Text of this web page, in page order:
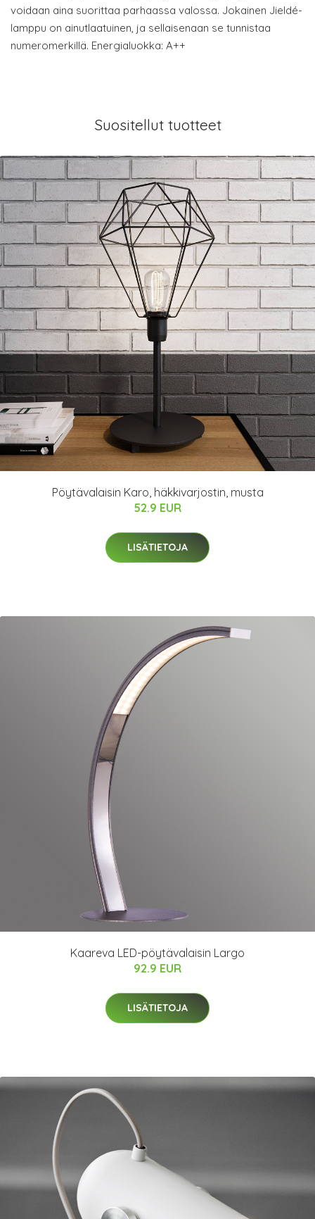
voidaan aina suorittaa parhaassa valossa. Jokainen Jieldé-
lamppu on ainutlaatuinen, ja sellaisenaan se tunnistaa
numeromerkillä. Energialuokka: A++
Suositellut tuotteet
Pöytävalaisin Karo, häkkivarjostin, musta
52.9 EUR
LISÄTIETOJA
Kaareva LED-pöytävalaisin Largo
92.9 EUR
LISÄTIETOJA